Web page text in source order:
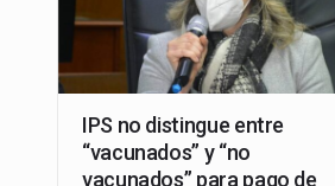
IPS no distingue entre
“vacunados” y “no
vacunados” para pago de